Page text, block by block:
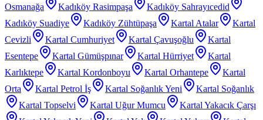
Osmanağa
Kadıköy Rasimpaşa
Kadıköy Sahrayıcedid
Kadıköy Suadiye
Kadıköy Zühtüpaşa Kartal Atalar
Kartal
Cevizli
Kartal Cumhuriyet Kartal Çavuşoğlu
Kartal
Esentepe
Kartal Gümüşpınar Kartal Hürriyet
Kartal
Karlıktepe
Kartal Kordonboyu Kartal Orhantepe
Kartal
Orta
Kartal Petrol İş Kartal Soğanlık Yeni
Kartal Soğanlık
Kartal Topselvi
Kartal Uğur Mumcu
Kartal Yakacık Çarşı